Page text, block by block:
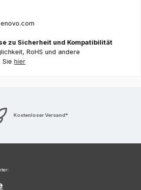
zu Sicherheit und Kompatibilität
RoHS und andere
Sie hier
Kostenloser Versand*